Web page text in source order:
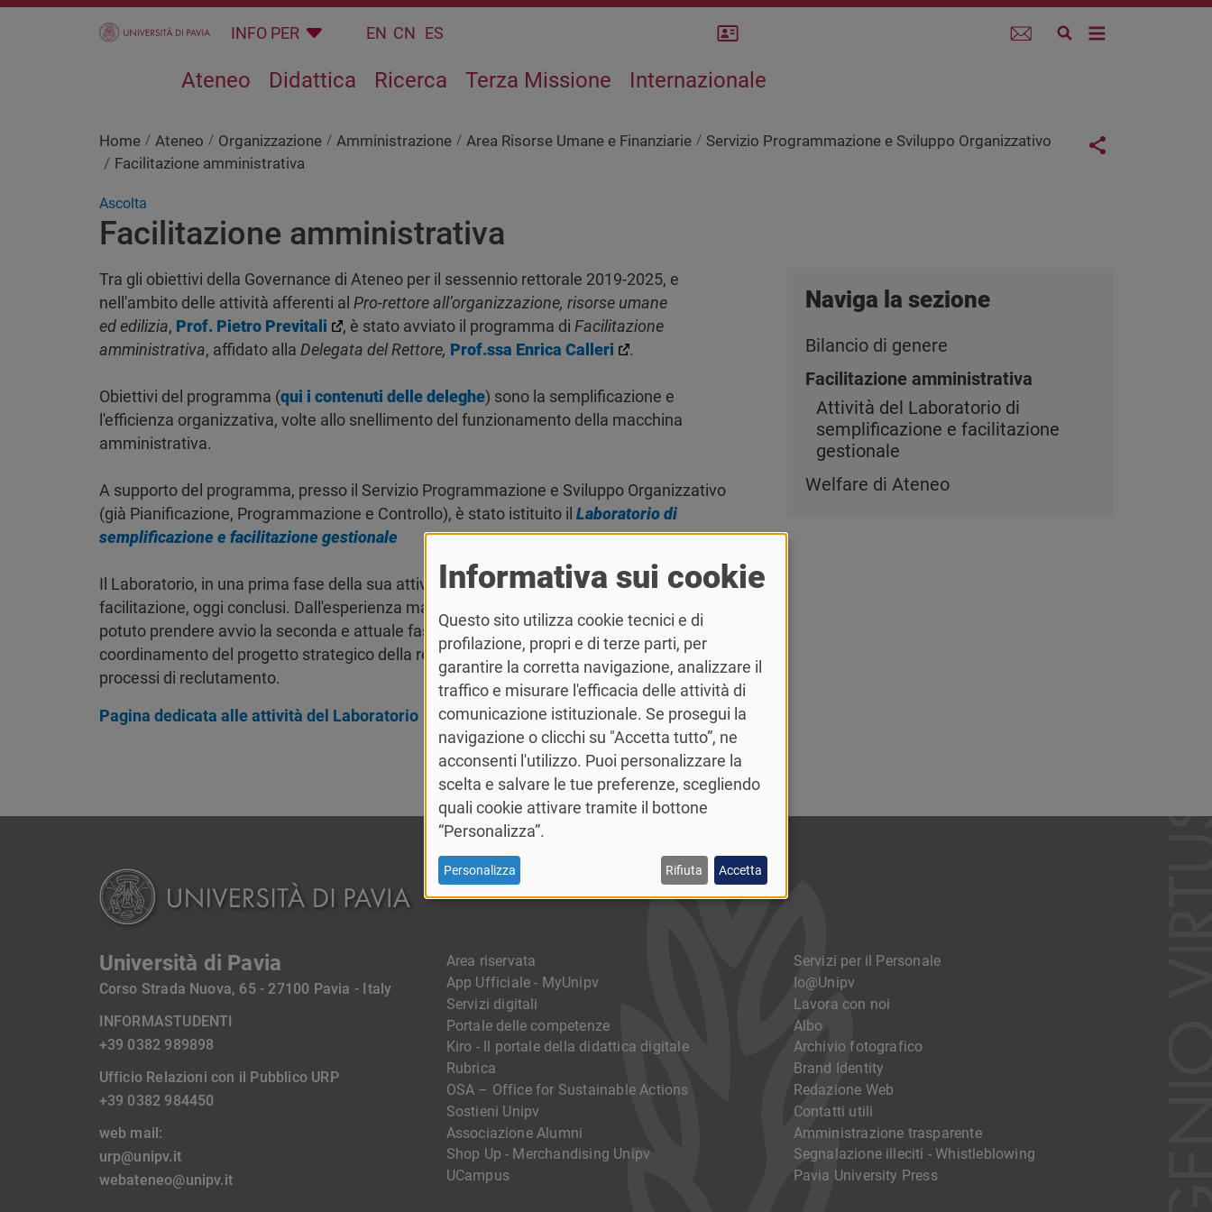
Salta al contenuto principale
INFO PER EN CN ES Webmail
Ateneo Didattica Ricerca Terza Missione Internazionale
Home Ateneo Organizzazione Amministrazione Area Risorse Umane e Finanziarie
Servizio Programmazione e Sviluppo Organizzativo
Facilitazione amministrativa
Links
Share button
Ascolta
Facilitazione amministrativa
Tra gli obiettivi della Governance di Ateneo per il sessennio rettorale 2019-2025, e
nell'ambito delle attività afferenti al Pro-rettore all’organizzazione, risorse umane
ed edilizia, Prof. Pietro Previtali , è stato avviato il programma di Facilitazione
amministrativa, affidato alla Delegata del Rettore, Prof.ssa Enrica Calleri .
Obiettivi del programma (qui i contenuti delle deleghe) sono la semplificazione e
l'efficienza organizzativa, volte allo snellimento del funzionamento della macchina
amministrativa.
A supporto del programma, presso il Servizio Programmazione e Sviluppo Organizzativo
(già Pianificazione, Programmazione e Controllo), è stato istituito il Laboratorio di
semplificazione e facilitazione gestionale
Il Laboratorio, in una prima fase della sua attività, ha coordinato diversi progetti di
facilitazione, oggi conclusi. Dall'esperienza maturata nel corso di questa prima fase ha
potuto prendere avvio la seconda e attuale fase di attività, volta al presidio e al
coordinamento del progetto strategico della reingegnerizzazione e dematerializzazione dei
processi di reclutamento.
Pagina dedicata alle attività del Laboratorio
Naviga la sezione
Bilancio di genere
Facilitazione amministrativa
Attività del Laboratorio di
semplificazione e facilitazione
gestionale
Welfare di Ateneo
Università di Pavia
Corso Strada Nuova, 65 - 27100 Pavia - Italy
INFORMASTUDENTI
+39 0382 989898
Ufficio Relazioni con il Pubblico URP
+39 0382 984450
web mail:
urp@unipv.it
webateneo@unipv.it
Area riservata
App Ufficiale - MyUnipv
Servizi digitali
Portale delle competenze
Kiro - Il portale della didattica digitale
Rubrica
OSA – Office for Sustainable Actions
Sostieni Unipv
Associazione Alumni
Shop Up - Merchandising Unipv
UCampus
Servizi per il Personale
Io@Unipv
Lavora con noi
Albo
Archivio fotografico
Brand Identity
Redazione Web
Contatti utili
Amministrazione trasparente
Segnalazione illeciti - Whistleblowing
Pavia University Press
Informativa sui cookie
Questo sito utilizza cookie tecnici e di
profilazione, propri e di terze parti, per
garantire la corretta navigazione, analizzare il
traffico e misurare l'efficacia delle attività di
comunicazione istituzionale. Se prosegui la
navigazione o clicchi su "Accetta tutto”, ne
acconsenti l'utilizzo. Puoi personalizzare la
scelta e salvare le tue preferenze, scegliendo
quali cookie attivare tramite il bottone
“Personalizza”.
Personalizza Rifiuta Accetta